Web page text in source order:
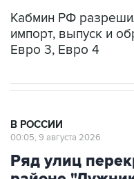
Евро 3, Евро 4
Ряд улиц
районе